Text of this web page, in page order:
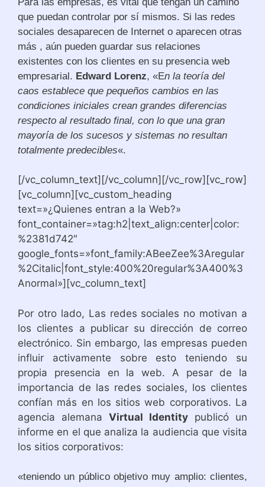
que puedan controlar por sí mismos. Si las redes
sociales desaparecen de Internet o aparecen otras
más , aún pueden guardar sus relaciones
existentes con los clientes en su presencia web
empresarial. Edward Lorenz, «En la teoría del
caos establece que pequeños cambios en las
condiciones iniciales crean grandes diferencias
respecto al resultado final, con lo que una gran
mayoría de los sucesos y sistemas no resultan
totalmente predecibles«.
[/vc_column_text][/vc_column][/vc_row][vc_row]
[vc_column][vc_custom_heading
text=»¿Quienes entran a la Web?»
font_container=»tag:h2|text_align:center|color:
%2381d742″
google_fonts=»font_family:ABeeZee%3Aregular
%2Citalic|font_style:400%20regular%3A400%3
Anormal»][vc_column_text]
Por otro lado, Las redes sociales no motivan a
los clientes a publicar su dirección de correo
electrónico. Sin embargo, las empresas pueden
influir activamente sobre esto teniendo su
propia presencia en la web. A pesar de la
importancia de las redes sociales, los clientes
confían más en los sitios web corporativos. La
agencia alemana Virtual Identity publicó un
informe en el que analiza la audiencia que visita
los sitios corporativos:
«teniendo un público objetivo muy amplio: clientes,